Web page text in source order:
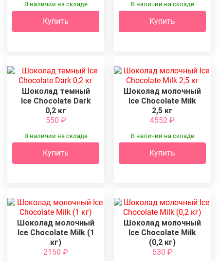
В наличии на складе
Купить
В наличии на складе
Купить
Шоколад темный
Ice Chocolate Dark
0,2 кг
550 ₽
В наличии на складе
Купить
Шоколад молочный
Ice Chocolate Milk
2,5 кг
4552 ₽
В наличии на складе
Купить
Шоколад молочный
Ice Chocolate Milk (1
кг)
2150 ₽
Шоколад молочный
Ice Chocolate Milk
(0,2 кг)
530 ₽